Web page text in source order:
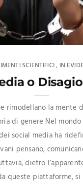
SCIENTIFICI, IN
o
rimodellano la mente
di genere Nel
social media ha
pensano,
dietro
queste piattaforme, si